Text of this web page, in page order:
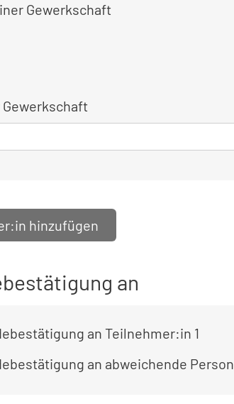
Gewerkschaft
hinzufügen
an
an Teilnehmer:in 1
an abweichende Person